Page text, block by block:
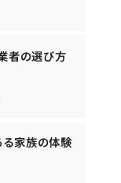
者の選び方
家族の体験